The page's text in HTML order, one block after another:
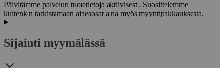
Päivitämme palvelun tuotetietoja aktiivisesti. Suosittelemme
kuitenkin tarkistamaan ainesosat aina myös myyntipakkauksesta.
Sijainti myymälässä